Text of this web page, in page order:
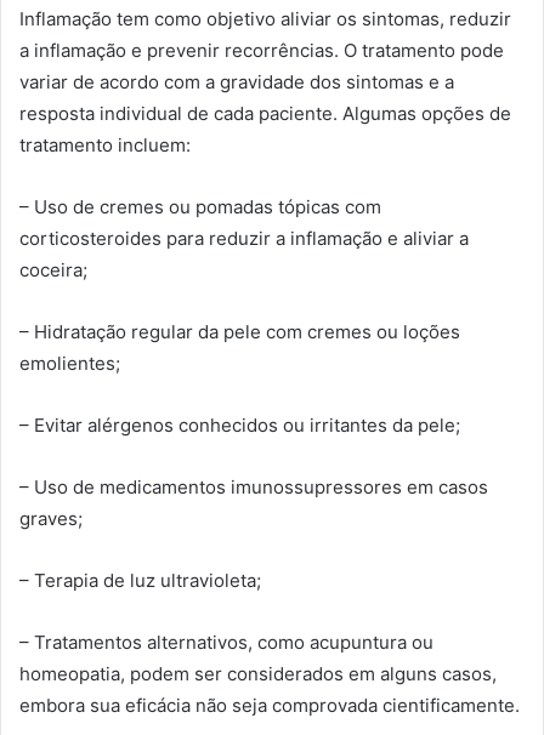
Inflamação tem como objetivo aliviar os sintomas, reduzir
a inflamação e prevenir recorrências. O tratamento pode
variar de acordo com a gravidade dos sintomas e a
resposta individual de cada paciente. Algumas opções de
tratamento incluem:
– Uso de cremes ou pomadas tópicas com
corticosteroides para reduzir a inflamação e aliviar a
coceira;
– Hidratação regular da pele com cremes ou loções
emolientes;
– Evitar alérgenos conhecidos ou irritantes da pele;
– Uso de medicamentos imunossupressores em casos
graves;
– Terapia de luz ultravioleta;
– Tratamentos alternativos, como acupuntura ou
homeopatia, podem ser considerados em alguns casos,
embora sua eficácia não seja comprovada cientificamente.